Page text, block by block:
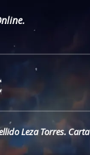
Leza Torres. Carta